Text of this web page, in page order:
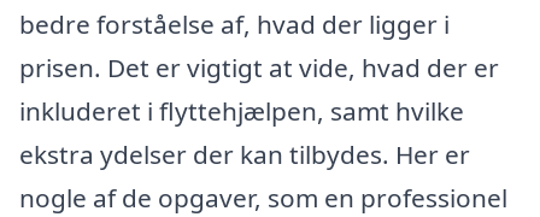
bedre forståelse af, hvad der ligger i
prisen. Det er vigtigt at vide, hvad der er
inkluderet i flyttehjælpen, samt hvilke
ekstra ydelser der kan tilbydes. Her er
nogle af de opgaver, som en professionel